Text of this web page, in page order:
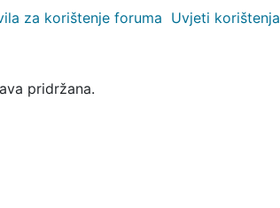
za korištenje foruma Uvjeti korištenja
pridržana.